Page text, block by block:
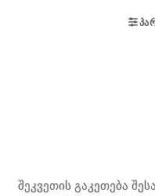
შეკვეთის გაკეთება